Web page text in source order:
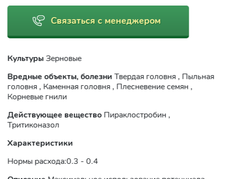
Связаться с менеджером
КультурыЗерновые
Вредные объекты, болезниТвердая головня , Пыльная
головня , Каменная головня , Плесневение семян ,
Корневые гнили
Действующее веществоПираклостробин ,
Тритиконазол
Характеристики
Нормы расхода:0.3 - 0.4